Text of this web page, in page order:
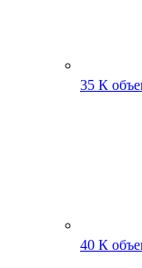
35 К
40 К